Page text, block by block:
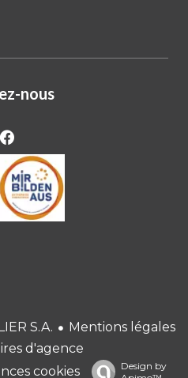
nous
S.A.
Mentions légales
d'agence
cookies
Design by